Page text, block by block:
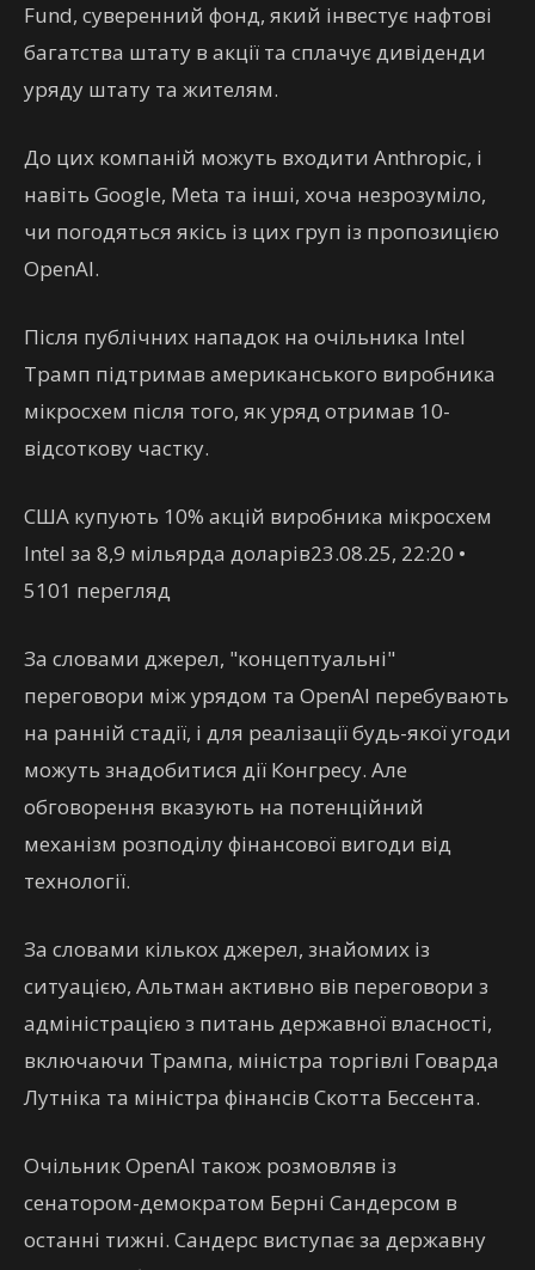
Fund, суверенний фонд, який інвестує нафтові
багатства штату в акції та сплачує дивіденди
уряду штату та жителям.
До цих компаній можуть входити Anthropic, і
навіть Google, Meta та інші, хоча незрозуміло,
чи погодяться якісь із цих груп із пропозицією
OpenAI.
Після публічних нападок на очільника Intel
Трамп підтримав американського виробника
мікросхем після того, як уряд отримав 10-
відсоткову частку.
США купують 10% акцій виробника мікросхем
Intel за 8,9 мільярда доларів23.08.25, 22:20 •
5101 перегляд
За словами джерел, "концептуальні"
переговори між урядом та OpenAI перебувають
на ранній стадії, і для реалізації будь-якої угоди
можуть знадобитися дії Конгресу. Але
обговорення вказують на потенційний
механізм розподілу фінансової вигоди від
технології.
За словами кількох джерел, знайомих із
ситуацією, Альтман активно вів переговори з
адміністрацією з питань державної власності,
включаючи Трампа, міністра торгівлі Говарда
Лутніка та міністра фінансів Скотта Бессента.
Очільник OpenAI також розмовляв із
сенатором-демократом Берні Сандерсом в
останні тижні. Сандерс виступає за державну